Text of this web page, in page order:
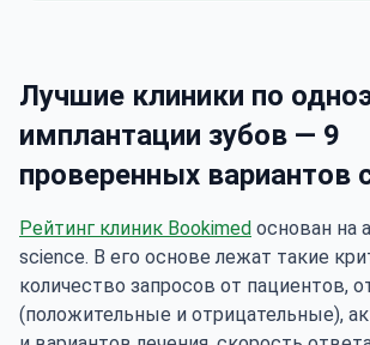
Лучшие клиники по
имплантации зубов — 9
проверенных вариантов
Рейтинг клиник Bookimed основан на
science. В его основе лежат такие
количество запросов от пациентов,
(положительные и отрицательные),